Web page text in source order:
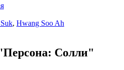
, Hwang Soo Ah
Солли"